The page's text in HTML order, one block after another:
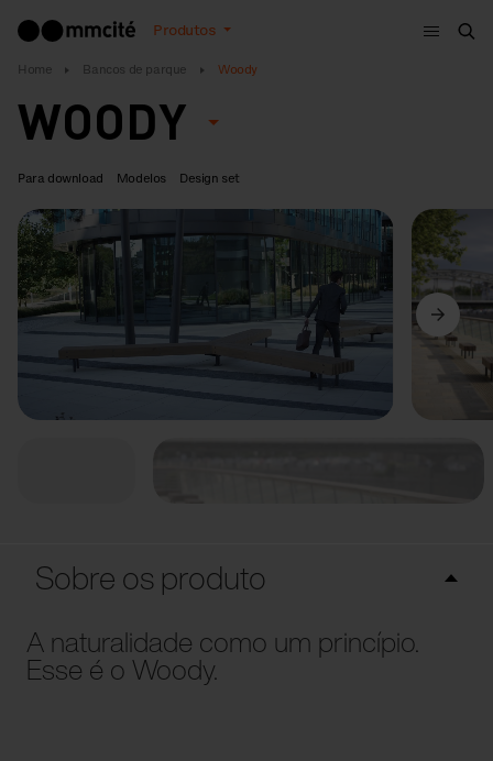
Produtos
Menu
Home Bancos de parque Woody
WOODY
Para download Modelos Design set
Anterior
Sobre os produto
A naturalidade como um princípio.
Esse é o Woody.